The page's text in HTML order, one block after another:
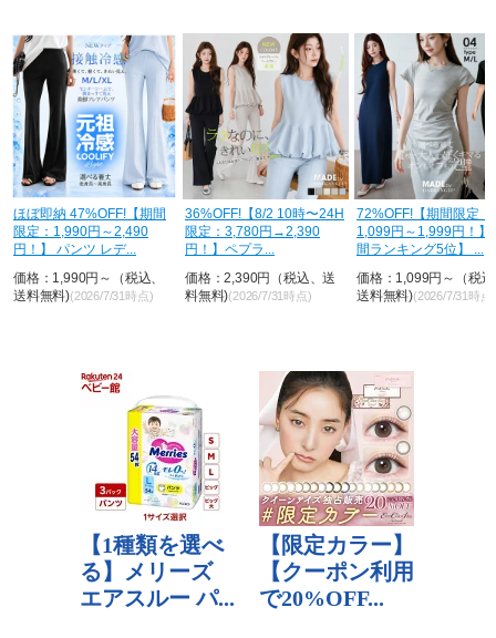
36%OFF!【8/2 10時〜24H
限定：3,780円→2,390
円！】ペプラ...
価格：2,390円（税込、送
料無料)(2026/7/31時点)
72%OFF!【期間限定：
1,099円～1,999円！】【年
間ランキング5位】 ...
価格：1,099円～（税込、
送料無料)(2026/7/31時点)
【7/31！クーポンで
円】 接触冷感 ワイド
ツ ストライプパンツ ...
価格：5,700円（税込
料無料)(2026/7/31時点)